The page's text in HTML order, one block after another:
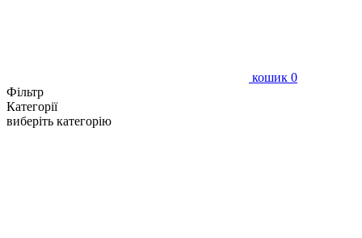
кошик 0
Фільтр
Категорії
виберіть категорію